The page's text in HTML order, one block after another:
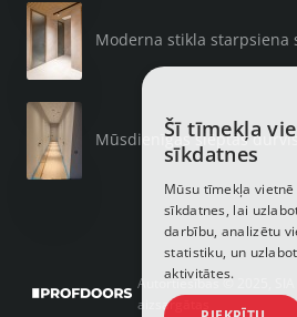
Moderna stikla starpsiena
Mūsdienīgas slēptās durvis
Autortiesības © 2025, SIA
aizsargātas
Šī tīmekļa
sīkdatnes
Mūsu tīmekļa
sīkdatnes, lai
darbību, analizētu
statistiku, un
aktivitātes.